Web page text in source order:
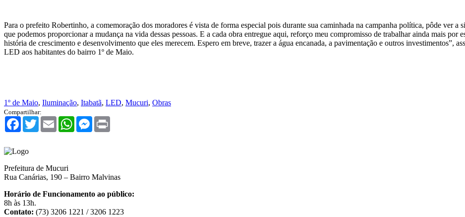
Para o prefeito Robertinho, a comemoração dos moradores é vista de forma especial pois durante sua caminhada na campanha política, pôde ver
que podemos proporcionar a mudança na vida dessas pessoas. E a cada obra entregue aqui, reforço meu compromisso de trabalhar ainda mais por
história de crescimento e desenvolvimento que eles merecem. Espero em breve, trazer a água encanada, a pavimentação e outros investimentos”,
LED aos habitantes do bairro 1º de Maio.
1º de Maio, Iluminação, Itabatã, LED, Mucuri, Obras
Compartilhar:
Facebook
TwitterEmail WhatsAppMessenger
Prefeitura de Mucuri
Rua Canárias, 190 – Bairro Malvinas
Horário de Funcionamento ao público:
8h às 13h.
Contato: (73) 3206 1221 / 3206 1223